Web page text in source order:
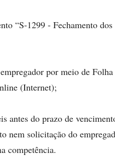
“S-1299 - Fechamento dos
por meio de Folha
(Internet);
antes do prazo de
nem solicitação do
competência.